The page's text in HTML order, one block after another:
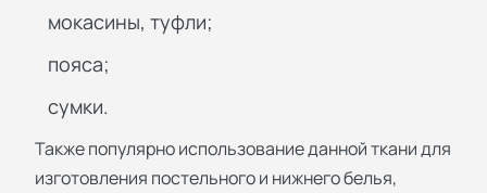
мокасины, туфли;
пояса;
сумки.
Также популярно использование данной ткани для
изготовления постельного и нижнего белья,